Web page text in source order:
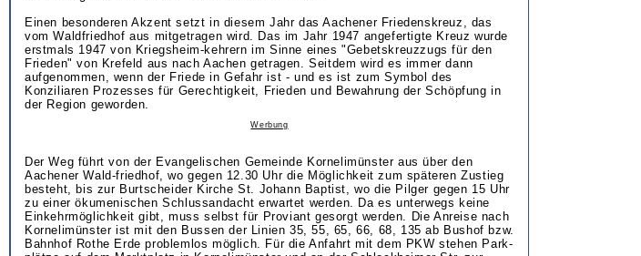
Einen besonderen Akzent setzt in diesem Jahr das Aachener Friedenskreuz, das
vom Waldfriedhof aus mitgetragen wird. Das im Jahr 1947 angefertigte Kreuz wurde
erstmals 1947 von Kriegsheim-kehrern im Sinne eines "Gebetskreuzzugs für den
Frieden" von Krefeld aus nach Aachen getragen. Seitdem wird es immer dann
aufgenommen, wenn der Friede in Gefahr ist - und es ist zum Symbol des
Konziliaren Prozesses für Gerechtigkeit, Frieden und Bewahrung der Schöpfung in
der Region geworden.
Werbung
Der Weg führt von der Evangelischen Gemeinde Kornelimünster aus über den
Aachener Wald-friedhof, wo gegen 12.30 Uhr die Möglichkeit zum späteren Zustieg
besteht, bis zur Burtscheider Kirche St. Johann Baptist, wo die Pilger gegen 15 Uhr
zu einer ökumenischen Schlussandacht erwartet werden. Da es unterwegs keine
Einkehrmöglichkeit gibt, muss selbst für Proviant gesorgt werden. Die Anreise nach
Kornelimünster ist mit den Bussen der Linien 35, 55, 65, 66, 68, 135 ab Bushof bzw.
Bahnhof Rothe Erde problemlos möglich. Für die Anfahrt mit dem PKW stehen Park-